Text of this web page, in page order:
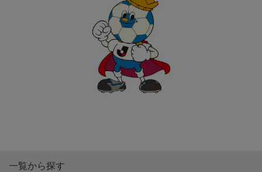
一覧から探す